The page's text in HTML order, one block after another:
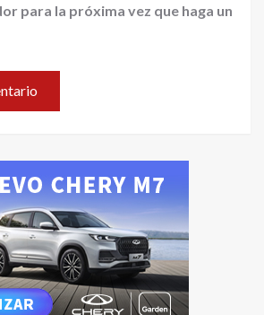
para la próxima vez que haga un